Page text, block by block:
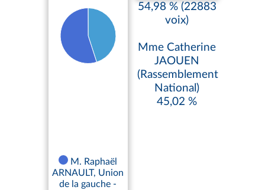
M. Raphaël
ARNAULT, Union
de la gauche -
54,98 % (22883
voix)
Mme Catherine
JAOUEN
(Rassemblement
National)
45,02 %